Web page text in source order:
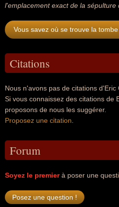
l'emplacement exact de la sépulture
Vous savez où se trouve la
Citations
Nous n'avons pas de citations d'Eric
Si vous connaissez des citations de
proposons de nous les suggérer.
Proposez une citation
Forum
Soyez le premierà poser une